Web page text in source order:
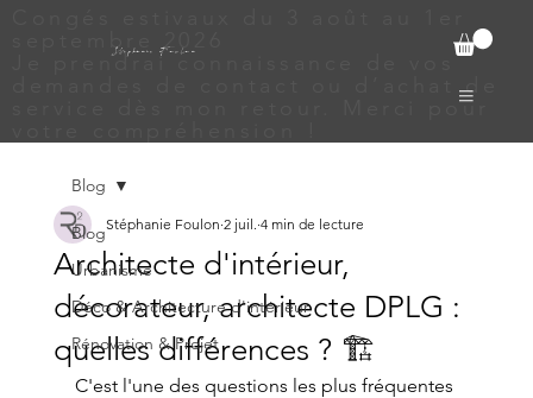
septembre 2026
Je prendrai connaissance de vos
demandes de contact ou d’achat de
service dès mon retour. Merci pour
Stephanie Foulon
Blog
Urbanisme
Déco & Architecture d'intérieur
Rénovation & Projet
Blog
Architecte d'intérieur,
décorateur, architecte DPLG :
quelles différences ? 🏗️
Stéphanie Foulon 2 juil. 4 min de lecture
C'est l'une des questions les plus fréquentes